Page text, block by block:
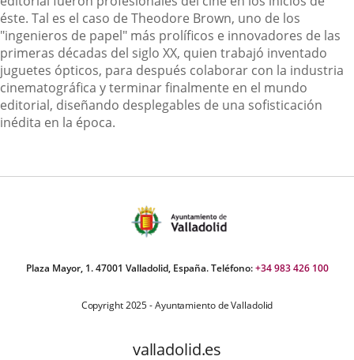
éste. Tal es el caso de Theodore Brown, uno de los
"ingenieros de papel" más prolíficos e innovadores de las
primeras décadas del siglo XX, quien trabajó inventado
juguetes ópticos, para después colaborar con la industria
cinematográfica y terminar finalmente en el mundo
editorial, diseñando desplegables de una sofisticación
inédita en la época.
Plaza Mayor, 1. 47001 Valladolid, España. Teléfono:+34 983 426 100
Copyright 2025 - Ayuntamiento de Valladolid
valladolid.es